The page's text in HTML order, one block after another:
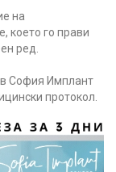
на
което го прави
ред.
София Имплант
протокол.